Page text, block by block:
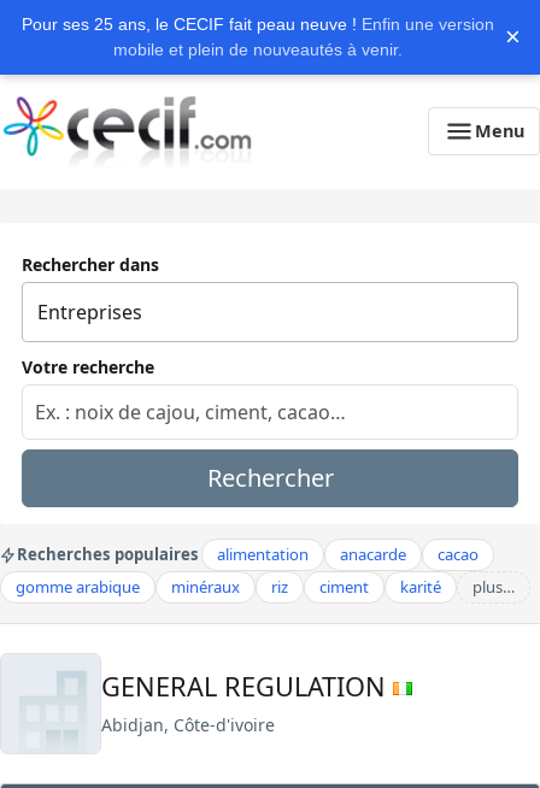
Pour ses 25 ans, le CECIF fait peau neuve ! Enfin une version
mobile et plein de nouveautés à venir.
×
Menu
Rechercher dans
Votre recherche
Rechercher
Recherches populaires alimentation anacarde
cacao
gomme arabique
minéraux riz ciment karité plus…
GENERAL REGULATION
Abidjan, Côte-d'ivoire